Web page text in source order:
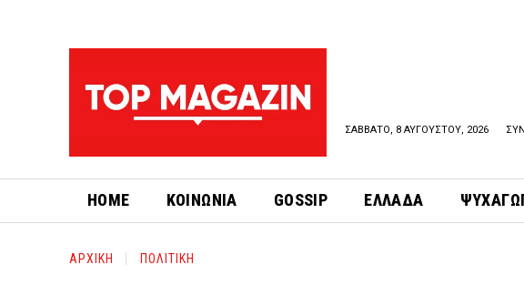
ΣΑΒΒΑΤΟ, 8 ΑΥΓΟΥΣΤΟΥ, 2026
HOME ΚΟΙΝΩΝΙΑ GOSSIP ΕΛΛΑΔΑ
ΑΡΧΙΚΗ ΠΟΛΙΤΙΚΗ